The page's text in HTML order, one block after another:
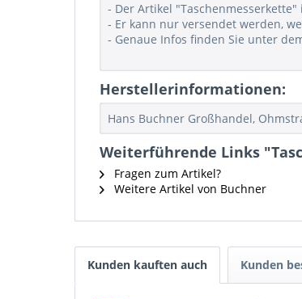
- Der Artikel
- Er kann nur versendet werden,
- Genaue Infos finden Sie unter
Herstellerinformationen:
Hans Buchner Großhandel,
Weiterführende Links
Fragen zum Artikel?
Weitere Artikel von Buchner
Kunden kauften auch Kunden